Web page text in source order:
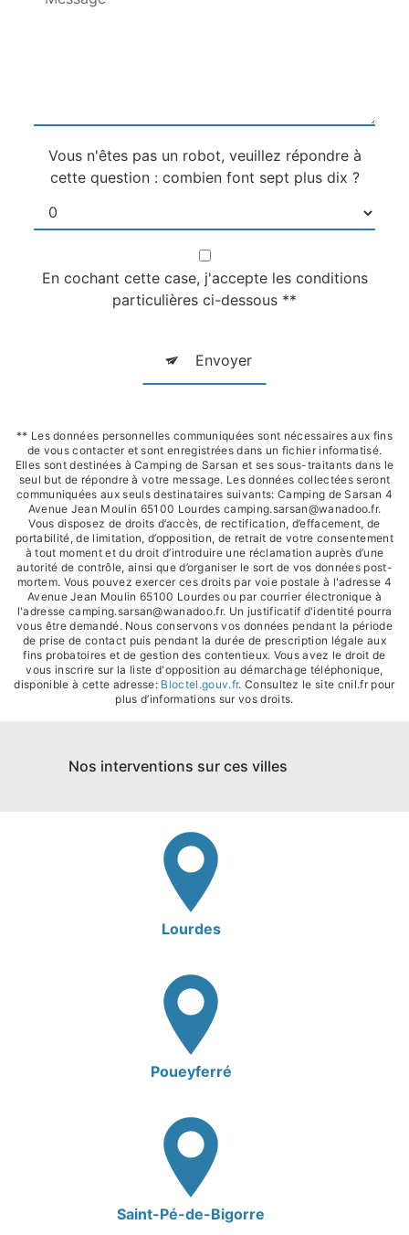
Vous n'êtes pas un robot, veuillez répondre à
cette question : combien font sept plus dix ?
En cochant cette case, j'accepte les conditions
particulières ci-dessous **
Envoyer
** Les données personnelles communiquées sont nécessaires aux fins
de vous contacter et sont enregistrées dans un fichier informatisé.
Elles sont destinées à Camping de Sarsan et ses sous-traitants dans le
seul but de répondre à votre message. Les données collectées seront
communiquées aux seuls destinataires suivants: Camping de Sarsan 4
Avenue Jean Moulin 65100 Lourdes camping.sarsan@wanadoo.fr.
Vous disposez de droits d’accès, de rectification, d’effacement, de
portabilité, de limitation, d’opposition, de retrait de votre consentement
à tout moment et du droit d’introduire une réclamation auprès d’une
autorité de contrôle, ainsi que d’organiser le sort de vos données post-
mortem. Vous pouvez exercer ces droits par voie postale à l'adresse 4
Avenue Jean Moulin 65100 Lourdes ou par courrier électronique à
l'adresse camping.sarsan@wanadoo.fr. Un justificatif d'identité pourra
vous être demandé. Nous conservons vos données pendant la période
de prise de contact puis pendant la durée de prescription légale aux
fins probatoires et de gestion des contentieux. Vous avez le droit de
vous inscrire sur la liste d'opposition au démarchage téléphonique,
disponible à cette adresse: Bloctel.gouv.fr. Consultez le site cnil.fr pour
plus d’informations sur vos droits.
Nos interventions sur ces villes
Lourdes
Poueyferré
Saint-Pé-de-Bigorre